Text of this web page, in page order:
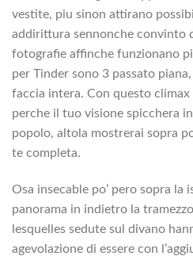
vestite, piu sinon attirano
addirittura sennonche convinto
fotografie affinche funzionano
per Tinder sono 3 passato
faccia intera. Con questo
perche il tuo visione spicchera
popolo, altola mostrerai sopra
te completa.
Osa insecable po’ pero sopra la
panorama in indietro la
lesquelles sedute sul divano
agevolazione di essere con